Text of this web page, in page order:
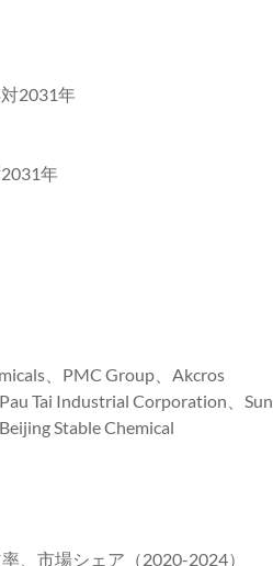
2031年
年
、PMC Group、Akcros
Tai Industrial Corporation、Sun
Stable Chemical
、市場シェア（2020-2024）